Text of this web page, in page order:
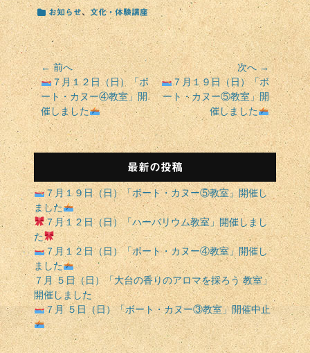
カ
テ
ゴ
リ
ー
お知らせ、 文化・体験講座
投
稿
ナ
ビ
ゲ
ー
ョ
ン
← 前へ
前
の
投
稿:
７月１２日（日）「ボ
ート・カヌー④教室」開
催しました
次へ →
次
の
投
稿:
７月１９日（日）「ボ
ート・カヌー⑤教室」開
催しました
最新の投稿
７月１９日（日）「ボート・カヌー⑤教室」開催し
ました
７月１２日（日）「ハーバリウム教室」開催しまし
た
７月１２日（日）「ボート・カヌー④教室」開催し
ました
７月 ５日（日）「大台の香りのアロマを採ろう 教室」
開催しました
７月 ５日（日）「ボート・カヌー③教室」開催中止